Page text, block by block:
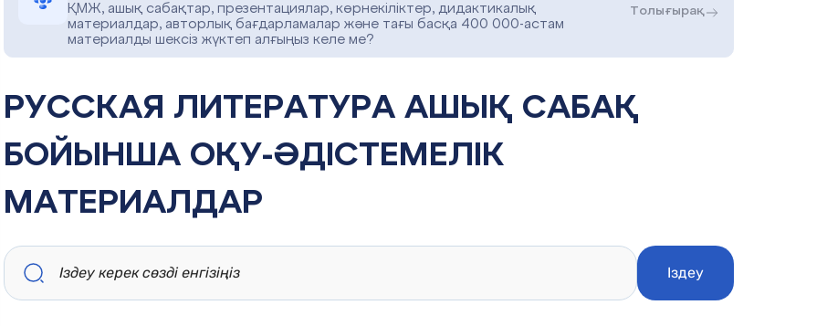
ҚМЖ, ашық сабақтар, презентациялар, көрнекіліктер, дидактикалық
материалдар, авторлық бағдарламалар және тағы басқа 400 000-астам
материалды шексіз жүктеп алғыңыз келе ме?
Толығырақ
РУССКАЯ ЛИТЕРАТУРА АШЫҚ САБАҚ
БОЙЫНША ОҚУ-ӘДІСТЕМЕЛІК
МАТЕРИАЛДАР
Іздеу